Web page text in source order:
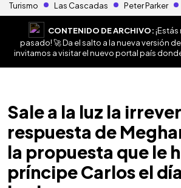
Turismo Las Cascadas Peter Parker
CONTENIDO DE ARCHIVO:
pasado! 🚀 Da el salto a la nueva versión de
invitamos a visitar el nuevo portal país
Sale a la luz la
respuesta de
la propuesta que le
príncipe Carlos el